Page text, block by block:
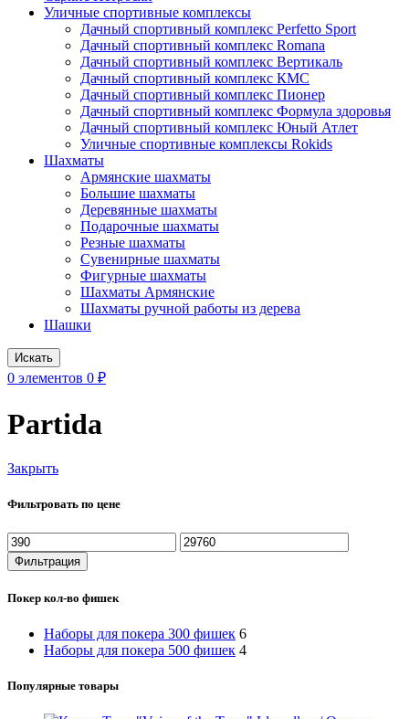
Уличные спортивные комплексы
Дачный спортивный комплекс Perfetto Sport
Дачный спортивный комплекс Romana
Дачный спортивный комплекс Вертикаль
Дачный спортивный комплекс КМС
Дачный спортивный комплекс Пионер
Дачный спортивный комплекс Формула здоровья
Дачный спортивный комплекс Юный Атлет
Уличные спортивные комплексы Rokids
Шахматы
Армянские шахматы
Большие шахматы
Деревянные шахматы
Подарочные шахматы
Резные шахматы
Сувенирные шахматы
Фигурные шахматы
Шахматы Армянские
Шахматы ручной работы из дерева
Шашки
Искать
0 элементов 0 ₽
Partida
Закрыть
Фильтровать по цене
Минимальная
цена
Максимальная
цена
Фильтрация
Покер кол-во фишек
Наборы для покера 300 фишек 6
Наборы для покера 500 фишек 4
Популярные товары